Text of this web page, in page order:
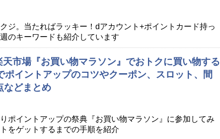
ジ。当たればラッキー！dアカウント+ポイントカード持っ
のキーワードも紹介しています
天市場『お買い物マラソン』でおトクに買い物する
ポイントアップのコツやクーポン、スロット、間
などまとめ
ポイントアップの祭典『お買い物マラソン』に参加してみ
をゲットするまでの手順を紹介